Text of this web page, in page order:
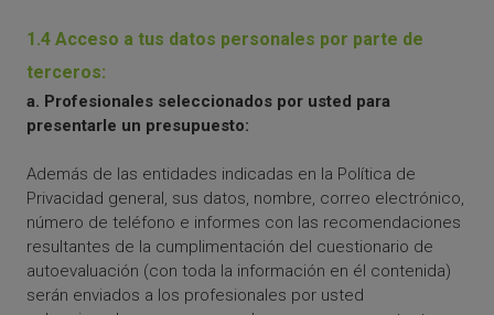
1.4 Acceso a tus datos personales por parte de
terceros:
a. Profesionales seleccionados por usted para
presentarle un presupuesto:
Además de las entidades indicadas en la Política de
Privacidad general, sus datos, nombre, correo electrónico,
número de teléfono e informes con las recomendaciones
resultantes de la cumplimentación del cuestionario de
autoevaluación (con toda la información en él contenida)
serán enviados a los profesionales por usted